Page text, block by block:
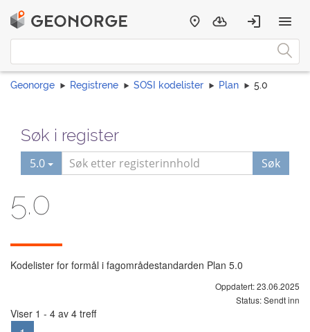
Geonorge Registrene SOSI kodelister Plan 5.0
Søk i register
5.0 Søk
5.0
Kodelister for formål i fagområdestandarden Plan 5.0
Oppdatert: 23.06.2025
Status: Sendt inn
Viser 1 - 4 av 4 treff